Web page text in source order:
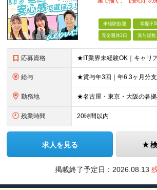
未経験歓迎 学歴不
完全週休2日 賞与複数
応募資格
給与
勤務地
残業時間 20時間以内
求人を見る
掲載終了予定日： 2026.08.13